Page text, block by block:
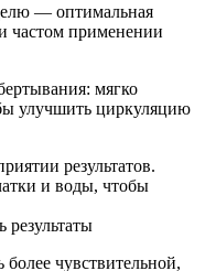
— оптимальная
частом применении
мягко
улучшить циркуляцию
результатов.
и воды, чтобы
результаты
чувствительной,